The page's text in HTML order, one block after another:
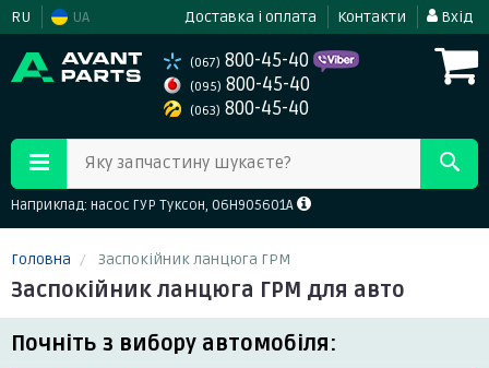
RU UA Доставка і оплата Контакти Вхід
(067) 800-45-40
(095) 800-45-40
(063) 800-45-40
Яку запчастину шукаєте?
Наприклад: насос ГУР Туксон, 06H905601A
Головна Заспокійник ланцюга ГРМ
Заспокійник ланцюга ГРМ для авто
Почніть з вибору автомобіля: